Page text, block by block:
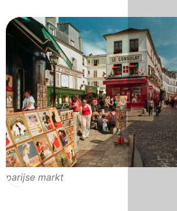
parijse markt